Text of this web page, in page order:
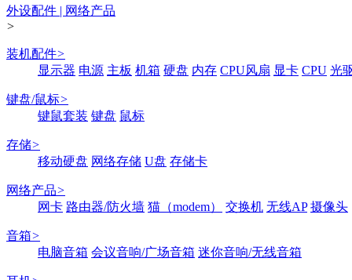
外设配件 | 网络产品
>
装机配件>
显示器 电源 主板 机箱 硬盘 内存 CPU风扇 显卡 CPU 光
键盘/鼠标>
键鼠套装 键盘 鼠标
存储>
移动硬盘 网络存储 U盘 存储卡
网络产品>
网卡 路由器/防火墙 猫（modem） 交换机 无线AP 摄像头
音箱>
电脑音箱 会议音响/广场音箱 迷你音响/无线音箱